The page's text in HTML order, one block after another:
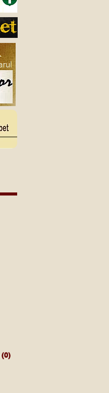
(0)